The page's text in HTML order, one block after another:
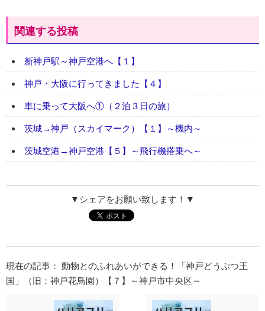
関連する投稿
新神戸駅～神戸空港へ【１】
神戸・大阪に行ってきました【４】
車に乗って大阪へ①（２泊３日の旅）
茨城→神戸（スカイマーク）【１】～機内～
茨城空港→神戸空港【５】～飛行機搭乗へ～
▼シェアをお願い致します！▼
現在の記事： 動物とのふれあいができる！「神戸どうぶつ王
国」（旧：神戸花鳥園）【７】～神戸市中央区～